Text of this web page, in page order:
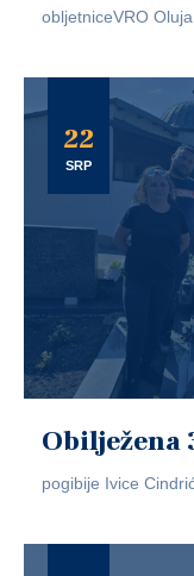
obljetniceVRO Oluja
22
SRP
Obilježena
pogibije Ivice